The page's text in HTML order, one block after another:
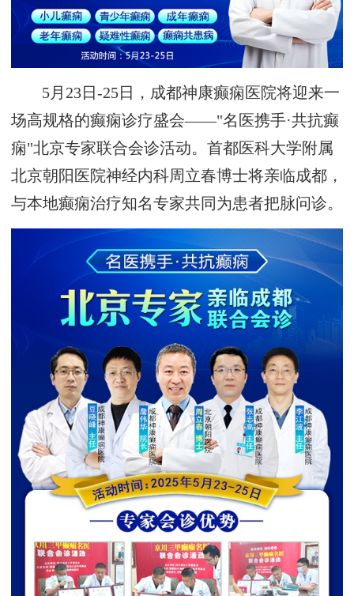
5月23日-25日，成都神康癫痫医院将迎来一
场高规格的癫痫诊疗盛会——"名医携手·共抗癫
痫"北京专家联合会诊活动。首都医科大学附属
北京朝阳医院神经内科周立春博士将亲临成都，
与本地癫痫治疗知名专家共同为患者把脉问诊。